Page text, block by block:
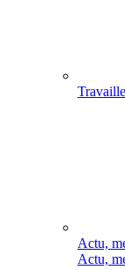
Actu,
Actu,